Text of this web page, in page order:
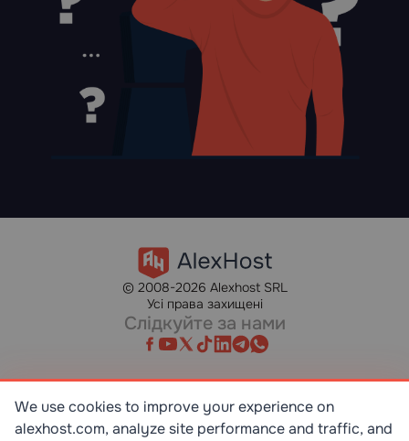
© 2008-2026 Alexhost SRL
Усі права захищені
Слідкуйте за нами
SR EN ISO/IEC 27001:2023
We use cookies to improve your experience on
alexhost.com, analyze site performance and traffic, and